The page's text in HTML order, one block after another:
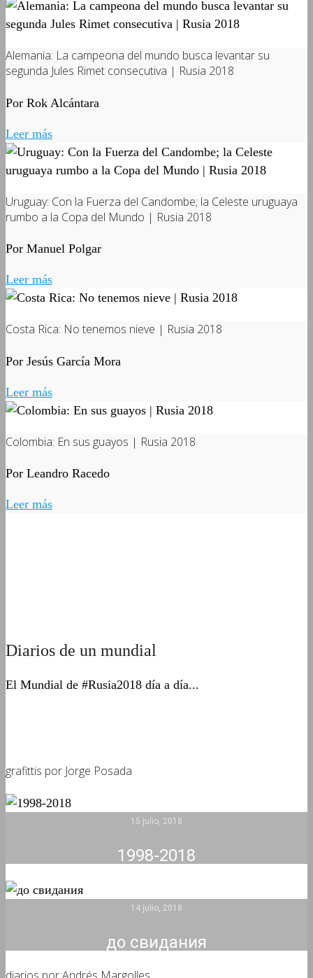
Alemania: La campeona del mundo busca levantar su
segunda Jules Rimet consecutiva | Rusia 2018
Por Rok Alcántara
Leer más
Uruguay: Con la Fuerza del Candombe; la Celeste uruguaya
rumbo a la Copa del Mundo | Rusia 2018
Por Manuel Polgar
Leer más
Costa Rica: No tenemos nieve | Rusia 2018
Por Jesús García Mora
Leer más
Colombia: En sus guayos | Rusia 2018
Por Leandro Racedo
Leer más
Diarios de un mundial
El Mundial de #Rusia2018 día a día...
grafittis por Jorge Posada
15 julio, 2018
1998-2018
14 julio, 2018
до свидания
diarios por Andrés Margolles